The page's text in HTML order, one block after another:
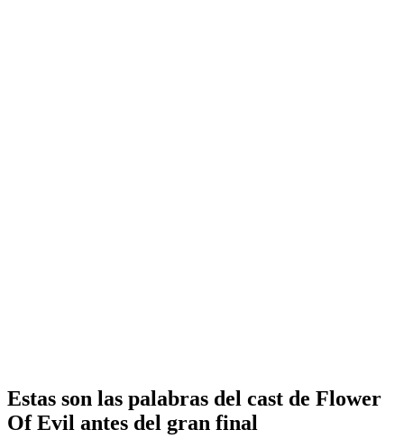
Estas son las palabras del cast de Flower
Of Evil antes del gran final